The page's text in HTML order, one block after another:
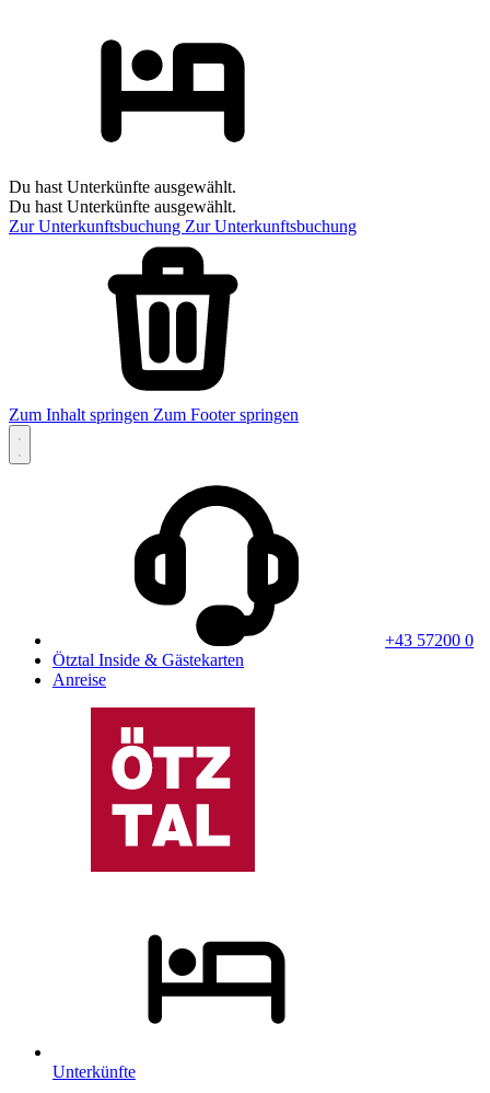
Du hast Unterkünfte ausgewählt.
Du hast Unterkünfte ausgewählt.
Zur Unterkunftsbuchung Zur Unterkunftsbuchung
Zum Inhalt springen Zum Footer springen
+43 57200 0
Ötztal Inside & Gästekarten
Anreise
Unterkünfte